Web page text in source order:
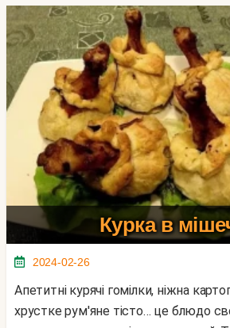
Курка в
2024-02-26
Апетитні курячі гомілки, ніжна картопляна начинка,
хрустке рум'яне тісто… це блюдо